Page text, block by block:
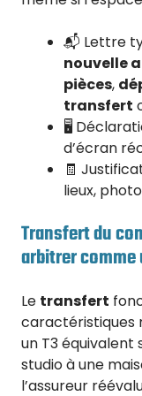
📬 Lettre
nouvelle
pièces,
transfert
🖥️
d’écran
🧾
lieux,
Transfert du
arbitrer comme
Le transfert
caractéristiques
un T3 équivalent
studio à une
l’assureur